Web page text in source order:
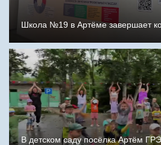
Школа №19 в Артёме завершает
В детском саду посёлка Артём